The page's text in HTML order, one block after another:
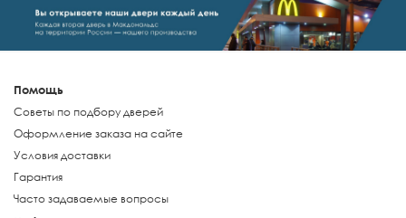
Помощь
Советы по подбору дверей
Оформление заказа на сайте
Условия доставки
Гарантия
Часто задаваемые вопросы